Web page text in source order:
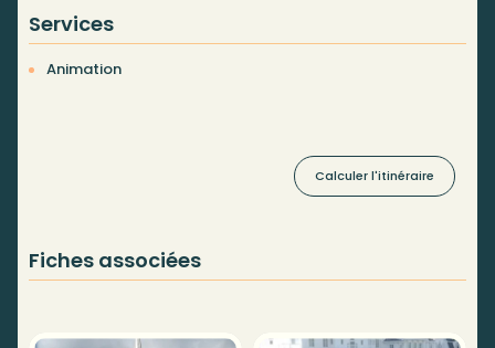
Services
Animation
Calculer l'itinéraire
Fiches associées